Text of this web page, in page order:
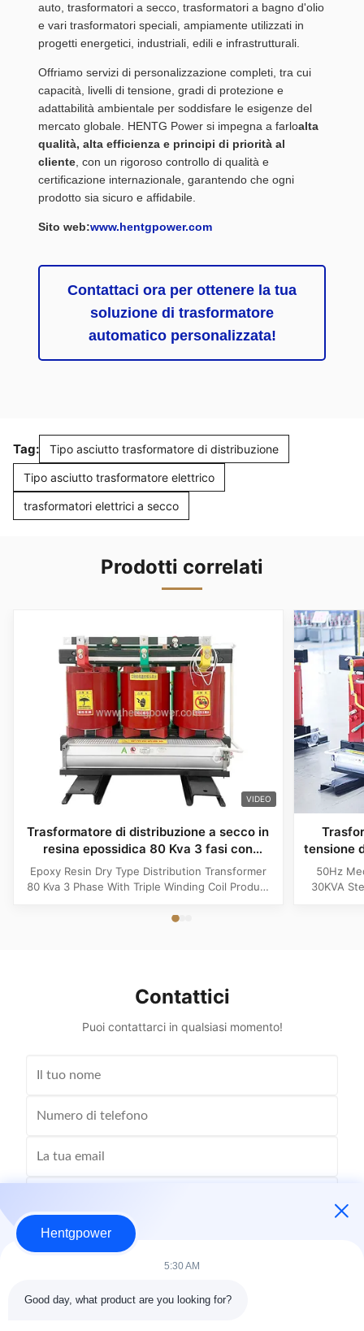
auto, trasformatori a secco, trasformatori a bagno d'olio
e vari trasformatori speciali, ampiamente utilizzati in
progetti energetici, industriali, edili e infrastrutturali.
Offriamo servizi di personalizzazione completi, tra cui
capacità, livelli di tensione, gradi di protezione e
adattabilità ambientale per soddisfare le esigenze del
mercato globale. HENTG Power si impegna a farloalta
qualità, alta efficienza e principi di priorità al
cliente, con un rigoroso controllo di qualità e
certificazione internazionale, garantendo che ogni
prodotto sia sicuro e affidabile.
Sito web:www.hentgpower.com
Contattaci ora per ottenere la tua
soluzione di trasformatore
automatico personalizzata!
Tag: Tipo asciutto trasformatore di distribuzione
Tipo asciutto trasformatore elettrico
trasformatori elettrici a secco
Prodotti correlati
VIDEO
Trasformatore di distribuzione a secco in
resina epossidica 80 Kva 3 fasi con
bobina a tripla avvolgimento
Epoxy Resin Dry Type Distribution Transformer
80 Kva 3 Phase With Triple Winding Coil Product
transformer, distribution transformer, Dry Type
tensione
50Hz
30KVA
Contattici
Puoi contattarci in qualsiasi momento!
Hentgpower
5:30 AM
Good day, what product are you looking for?